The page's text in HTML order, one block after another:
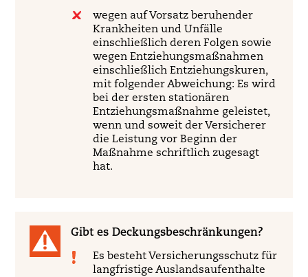
wegen auf Vorsatz beruhender
Krankheiten und Unfälle
einschließlich deren Folgen sowie
wegen Entziehungsmaßnahmen
einschließlich Entziehungskuren,
mit folgender Abweichung: Es wird
bei der ersten stationären
Entziehungsmaßnahme geleistet,
wenn und soweit der Versicherer
die Leistung vor Beginn der
Maßnahme schriftlich zugesagt
hat.
Gibt es Deckungsbeschränkungen?
Es besteht Versicherungsschutz für
langfristige Auslandsaufenthalte